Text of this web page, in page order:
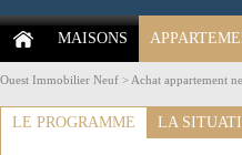
MAISONS
Ouest Immobilier Neuf > Achat appartement
LE PROGRAMME LA